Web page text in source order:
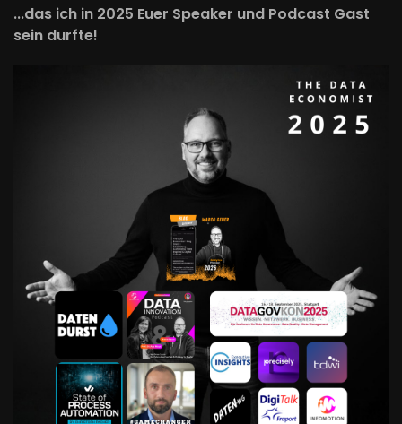
...das ich in 2025 Euer Speaker und Podcast Gast
sein durfte!